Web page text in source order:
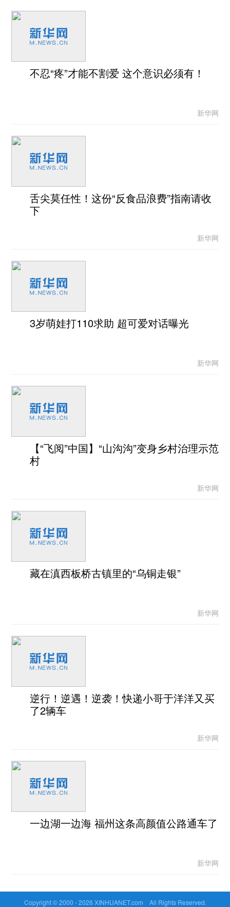
不忍“疼”才能不割爱 这个意识必须有！
新华网
舌尖莫任性！这份“反食品浪费”指南请收
下
新华网
3岁萌娃打110求助 超可爱对话曝光
新华网
【“飞阅”中国】“山沟沟”变身乡村治理示范
村
新华网
藏在滇西板桥古镇里的“乌铜走银”
新华网
逆行！逆遇！逆袭！快递小哥于洋洋又买
了2辆车
新华网
一边湖一边海 福州这条高颜值公路通车了
新华网
Copyright © 2000 -2026 XINHUANET.com All Rights Reserved.